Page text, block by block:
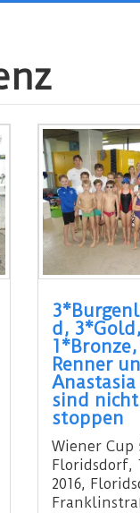
d,
Renner
Anastasia
sind
stoppen
Wiener Cup
Floridsdorf,
2016,